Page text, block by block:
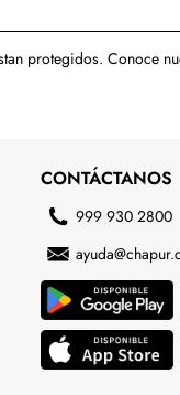
protegidos. Conoce
CONTÁCTANOS
999 930 2800